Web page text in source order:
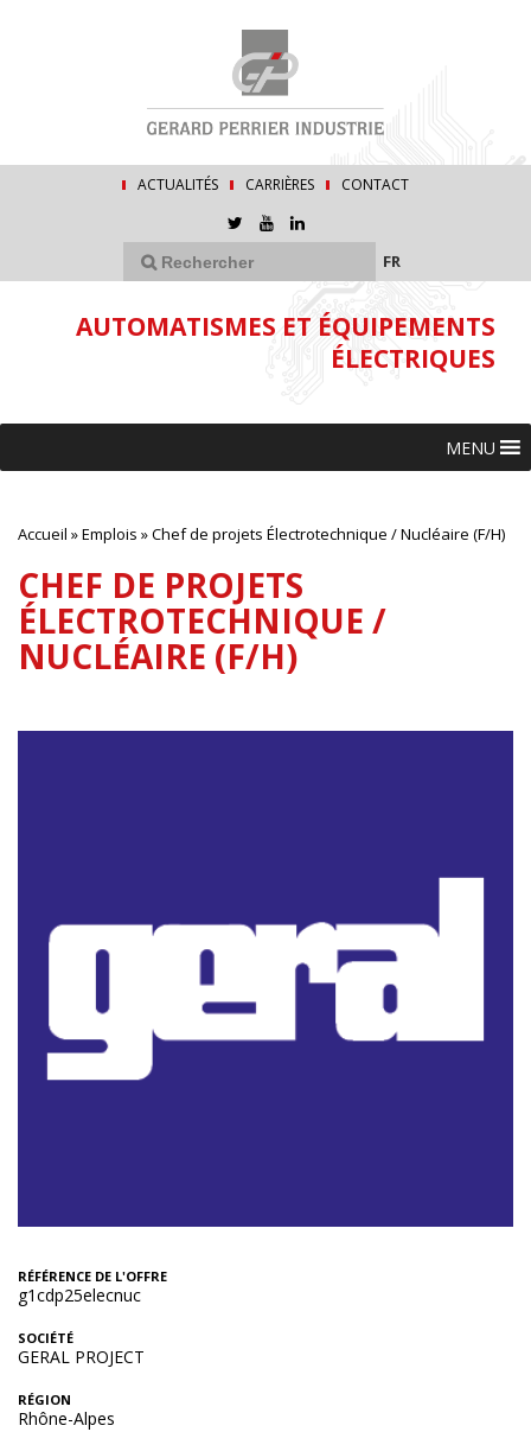
ACTUALITÉS CARRIÈRES CONTACT
FR
AUTOMATISMES ET ÉQUIPEMENTS
ÉLECTRIQUES
MENU
Accueil »Emplois »Chef de projets Électrotechnique / Nucléaire (F/H)
CHEF DE PROJETS
ÉLECTROTECHNIQUE /
NUCLÉAIRE (F/H)
RÉFÉRENCE DE L'OFFRE
g1cdp25elecnuc
SOCIÉTÉ
GERAL PROJECT
RÉGION
Rhône-Alpes